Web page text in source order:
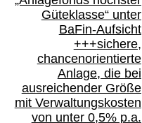
Güteklasse“ unter
BaFin-Aufsicht
+++sichere,
chancenorientierte
Anlage, die bei
ausreichender Größe
mit Verwaltungskosten
von unter 0,5% p.a.